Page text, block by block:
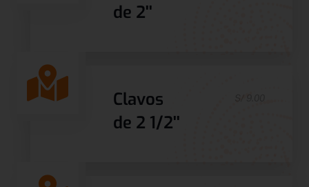
de 2''
Clavos
de 2 1/2''